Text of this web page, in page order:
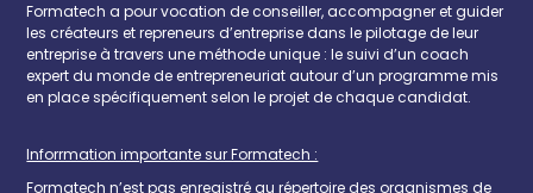
Formatech a pour vocation de conseiller, accompagner et guider
les créateurs et repreneurs d’entreprise dans le pilotage de leur
entreprise à travers une méthode unique : le suivi d’un coach
expert du monde de entrepreneuriat autour d’un programme mis
en place spécifiquement selon le projet de chaque candidat.
Inforrmation importante sur Formatech :
Formatech n’est pas enregistré au répertoire des organismes de